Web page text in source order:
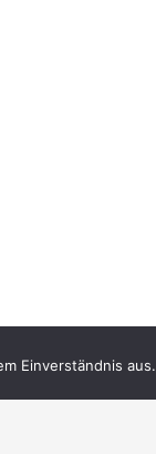
Einverständnis aus.